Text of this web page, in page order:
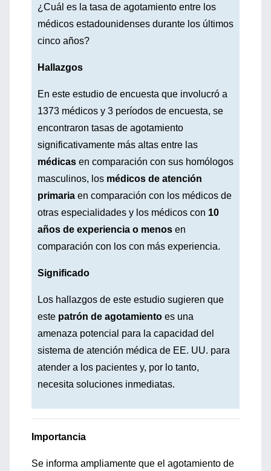
¿Cuál es la tasa de agotamiento entre los
médicos estadounidenses durante los últimos
cinco años?
Hallazgos
En este estudio de encuesta que involucró a
1373 médicos y 3 períodos de encuesta, se
encontraron tasas de agotamiento
significativamente más altas entre las
médicas en comparación con sus homólogos
masculinos, los médicos de atención
primaria en comparación con los médicos de
otras especialidades y los médicos con 10
años de experiencia o menos en
comparación con los con más experiencia.
Significado
Los hallazgos de este estudio sugieren que
este patrón de agotamiento es una
amenaza potencial para la capacidad del
sistema de atención médica de EE. UU. para
atender a los pacientes y, por lo tanto,
necesita soluciones inmediatas.
Importancia
Se informa ampliamente que el agotamiento de